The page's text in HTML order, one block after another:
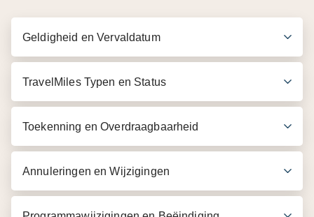
Geldigheid en Vervaldatum
TravelMiles Typen en Status
Toekenning en Overdraagbaarheid
Annuleringen en Wijzigingen